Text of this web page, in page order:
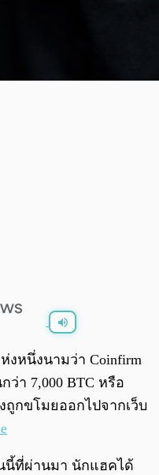
0:00
งหนึ่งนามว่า Coinfirm
ว่า 7,000 BTC หรือ
กขโมยออกไปจากเว็บ
นี้ที่ผ่านมา นักแฮคได้